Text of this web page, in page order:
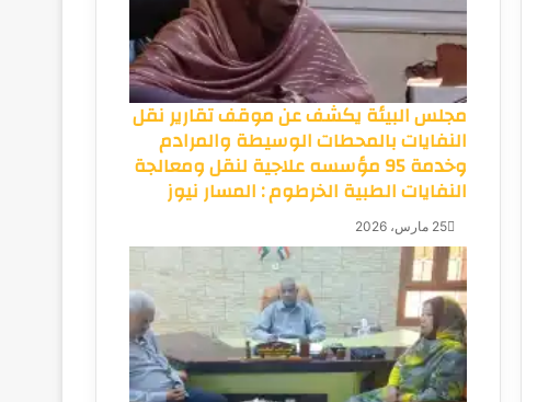
مجلس البيئة يكشف عن موقف تقارير نقل
النفايات بالمحطات الوسيطة والمرادم
وخدمة 95 مؤسسه علاجية لنقل ومعالجة
النفايات الطبية الخرطوم : المسار نيوز
25 مارس، 2026